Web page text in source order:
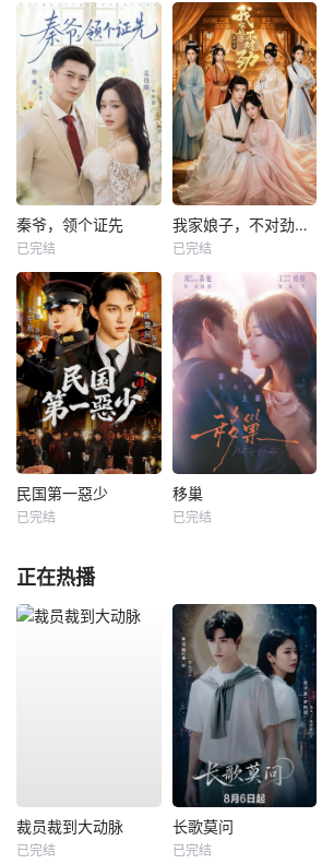
秦爷，领个证先
已完结
我家娘子，不对劲第四季
已完结
民国第一惡少
已完结
移巢
已完结
正在热播
裁员裁到大动脉
已完结
长歌莫问
已完结